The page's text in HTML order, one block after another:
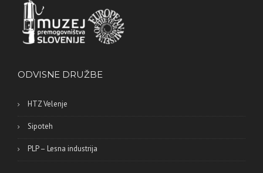
ODVISNE DRUŽBE
HTZ Velenje
Sipoteh
PLP – Lesna industrija